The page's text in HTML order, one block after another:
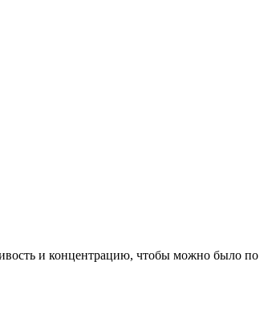
и концентрацию, чтобы можно было по